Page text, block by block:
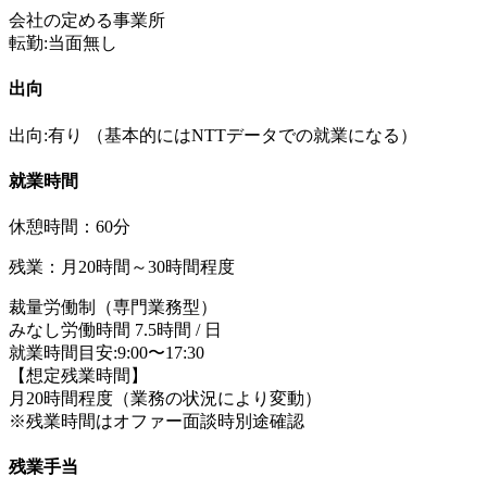
会社の定める事業所
転勤:当面無し
出向
出向:有り （基本的にはNTTデータでの就業になる）
就業時間
休憩時間：60分
残業：月20時間～30時間程度
裁量労働制（専門業務型）
みなし労働時間 7.5時間 / 日
就業時間目安:9:00〜17:30
【想定残業時間】
月20時間程度（業務の状況により変動）
※残業時間はオファー面談時別途確認
残業手当